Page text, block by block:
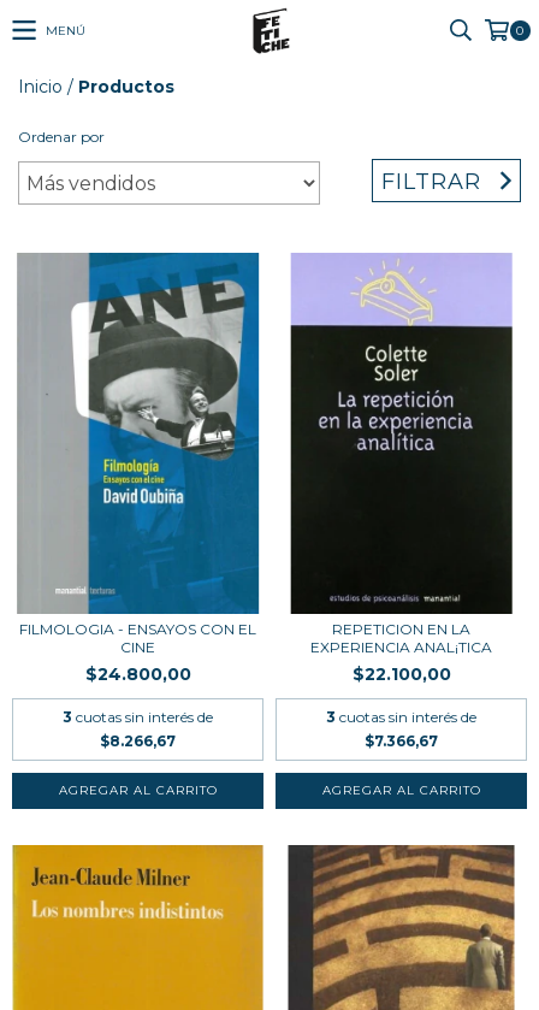
MENÚ 0
Inicio / Productos
Ordenar por
FILTRAR
FILMOLOGIA - ENSAYOS CON EL
CINE
$24.800,00
3 cuotas sin interés de
$8.266,67
REPETICION EN LA
EXPERIENCIA ANAL¡TICA
$22.100,00
3 cuotas sin interés de
$7.366,67